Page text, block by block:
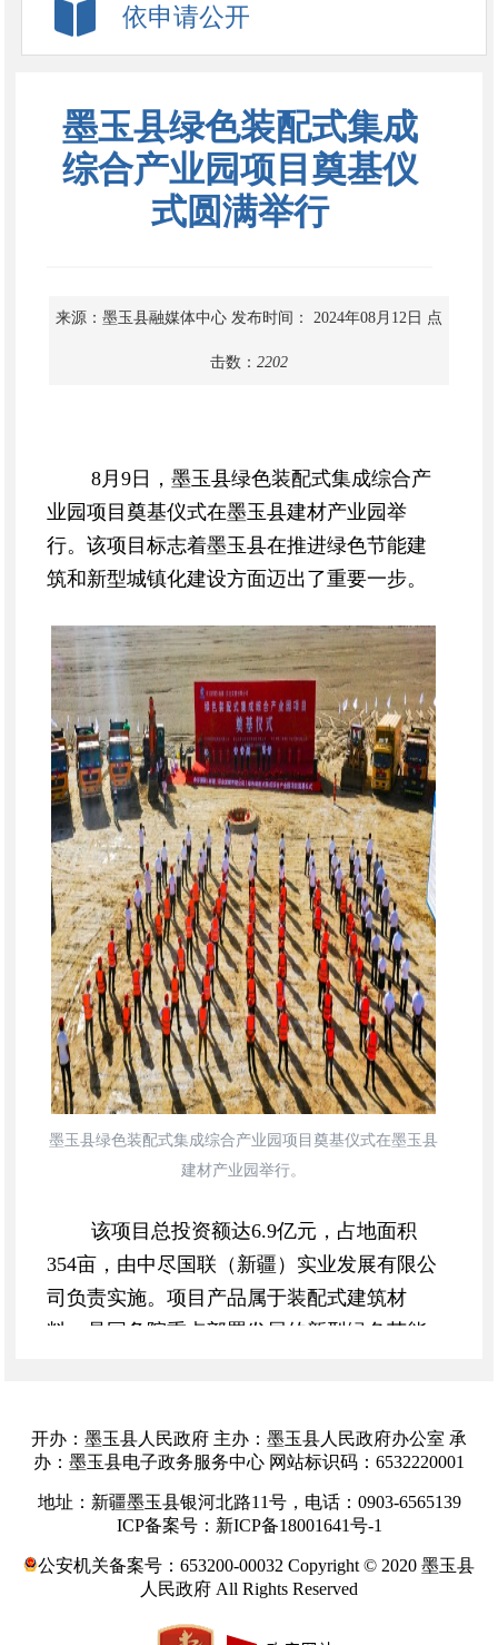
依申请公开
墨玉县绿色装配式集成
综合产业园项目奠基仪
式圆满举行
来源：墨玉县融媒体中心 发布时间： 2024年08月12日 点
击数： 2202
8月9日，墨玉县绿色装配式集成综合产
业园项目奠基仪式在墨玉县建材产业园举
行。该项目标志着墨玉县在推进绿色节能建
筑和新型城镇化建设方面迈出了重要一步。
墨玉县绿色装配式集成综合产业园项目奠基仪式在墨玉县
建材产业园举行。
该项目总投资额达6.9亿元，占地面积
354亩，由中尽国联（新疆）实业发展有限公
司负责实施。项目产品属于装配式建筑材
料，是国务院重点部署发展的新型绿色节能
特点。该项目的建设不仅有助于节约资源能
源、减少施工污染，还将大幅提升劳动生产
效率和质量安全水平，进一步促进建筑业与
信息化、工业化的深度融合，为墨玉县及和
田地区的经济发展注入新的活力。
开办：墨玉县人民政府 主办：墨玉县人民政府办公室 承
办：墨玉县电子政务服务中心 网站标识码：6532220001
地址：新疆墨玉县银河北路11号，电话：0903-6565139
ICP备案号：新ICP备18001641号-1
公安机关备案号：653200-00032 Copyright © 2020 墨玉县
人民政府 All Rights Reserved